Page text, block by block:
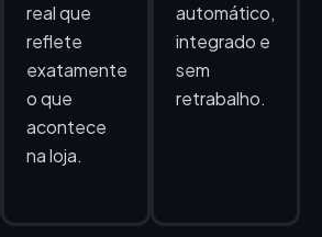
real que
reflete
exatamente
o que
acontece
na loja.
automático,
integrado e
sem
retrabalho.